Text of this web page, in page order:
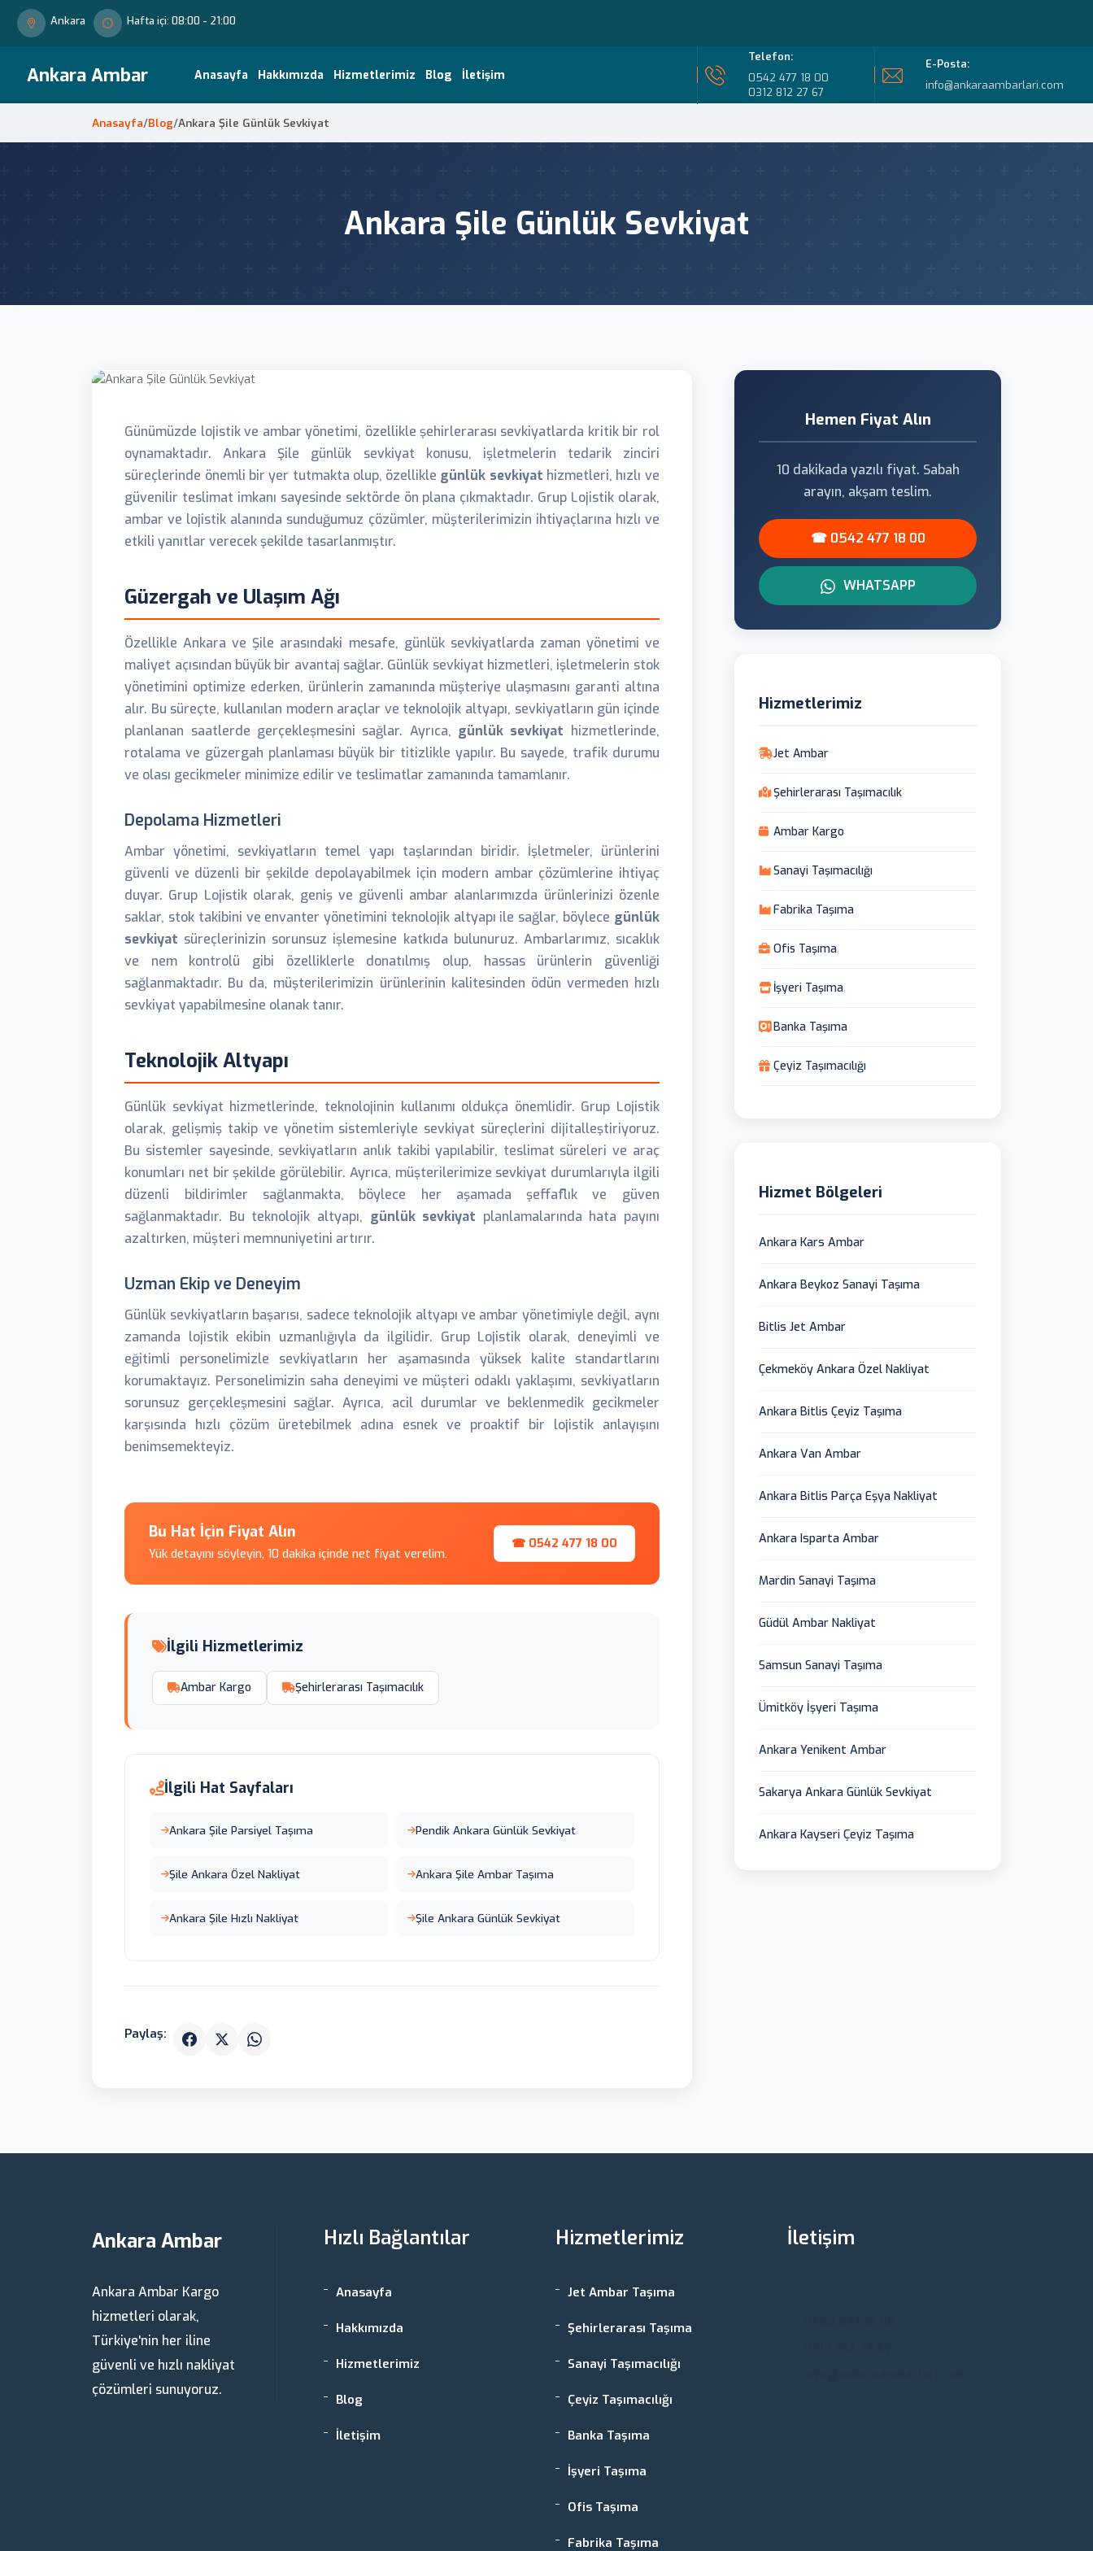
Ankara Hafta içi: 08:00 - 21:00
Ankara Ambar Anasayfa Hakkımızda Hizmetlerimiz Blog İletişim
Telefon:
0542 477 18 00
0312 812 27 67
E-Posta:
info@ankaraambarlari.com
Anasayfa/Blog/Ankara Şile Günlük Sevkiyat
Ankara Şile Günlük Sevkiyat
Günümüzde lojistik ve ambar yönetimi, özellikle şehirlerarası sevkiyatlarda kritik bir rol
oynamaktadır. Ankara Şile günlük sevkiyat konusu, işletmelerin tedarik zinciri
süreçlerinde önemli bir yer tutmakta olup, özellikle günlük sevkiyat hizmetleri, hızlı ve
güvenilir teslimat imkanı sayesinde sektörde ön plana çıkmaktadır. Grup Lojistik olarak,
ambar ve lojistik alanında sunduğumuz çözümler, müşterilerimizin ihtiyaçlarına hızlı ve
etkili yanıtlar verecek şekilde tasarlanmıştır.
Güzergah ve Ulaşım Ağı
Özellikle Ankara ve Şile arasındaki mesafe, günlük sevkiyatlarda zaman yönetimi ve
maliyet açısından büyük bir avantaj sağlar. Günlük sevkiyat hizmetleri, işletmelerin stok
yönetimini optimize ederken, ürünlerin zamanında müşteriye ulaşmasını garanti altına
alır. Bu süreçte, kullanılan modern araçlar ve teknolojik altyapı, sevkiyatların gün içinde
planlanan saatlerde gerçekleşmesini sağlar. Ayrıca, günlük sevkiyat hizmetlerinde,
rotalama ve güzergah planlaması büyük bir titizlikle yapılır. Bu sayede, trafik durumu
ve olası gecikmeler minimize edilir ve teslimatlar zamanında tamamlanır.
Depolama Hizmetleri
Ambar yönetimi, sevkiyatların temel yapı taşlarından biridir. İşletmeler, ürünlerini
güvenli ve düzenli bir şekilde depolayabilmek için modern ambar çözümlerine ihtiyaç
duyar. Grup Lojistik olarak, geniş ve güvenli ambar alanlarımızda ürünlerinizi özenle
saklar, stok takibini ve envanter yönetimini teknolojik altyapı ile sağlar, böylece günlük
sevkiyat süreçlerinizin sorunsuz işlemesine katkıda bulunuruz. Ambarlarımız, sıcaklık
ve nem kontrolü gibi özelliklerle donatılmış olup, hassas ürünlerin güvenliği
sağlanmaktadır. Bu da, müşterilerimizin ürünlerinin kalitesinden ödün vermeden hızlı
sevkiyat yapabilmesine olanak tanır.
Teknolojik Altyapı
Günlük sevkiyat hizmetlerinde, teknolojinin kullanımı oldukça önemlidir. Grup Lojistik
olarak, gelişmiş takip ve yönetim sistemleriyle sevkiyat süreçlerini dijitalleştiriyoruz.
Bu sistemler sayesinde, sevkiyatların anlık takibi yapılabilir, teslimat süreleri ve araç
konumları net bir şekilde görülebilir. Ayrıca, müşterilerimize sevkiyat durumlarıyla ilgili
düzenli bildirimler sağlanmakta, böylece her aşamada şeffaflık ve güven
sağlanmaktadır. Bu teknolojik altyapı, günlük sevkiyat planlamalarında hata payını
azaltırken, müşteri memnuniyetini artırır.
Uzman Ekip ve Deneyim
Günlük sevkiyatların başarısı, sadece teknolojik altyapı ve ambar yönetimiyle değil, aynı
zamanda lojistik ekibin uzmanlığıyla da ilgilidir. Grup Lojistik olarak, deneyimli ve
eğitimli personelimizle sevkiyatların her aşamasında yüksek kalite standartlarını
korumaktayız. Personelimizin saha deneyimi ve müşteri odaklı yaklaşımı, sevkiyatların
sorunsuz gerçekleşmesini sağlar. Ayrıca, acil durumlar ve beklenmedik gecikmeler
karşısında hızlı çözüm üretebilmek adına esnek ve proaktif bir lojistik anlayışını
benimsemekteyiz.
Bu Hat İçin Fiyat Alın
Yük detayını söyleyin, 10 dakika içinde net fiyat verelim.
☎ 0542 477 18 00
İlgili Hizmetlerimiz
Ambar Kargo Şehirlerarası Taşımacılık
İlgili Hat Sayfaları
Ankara Şile Parsiyel Taşıma Pendik Ankara Günlük Sevkiyat
Şile Ankara Özel Nakliyat Ankara Şile Ambar Taşıma
Ankara Şile Hızlı Nakliyat Şile Ankara Günlük Sevkiyat
Paylaş:
Hemen Fiyat Alın
10 dakikada yazılı fiyat. Sabah
arayın, akşam teslim.
☎ 0542 477 18 00
WHATSAPP
Hizmetlerimiz
Jet Ambar
Şehirlerarası Taşımacılık
Ambar Kargo
Sanayi Taşımacılığı
Fabrika Taşıma
Ofis Taşıma
İşyeri Taşıma
Banka Taşıma
Çeyiz Taşımacılığı
Hizmet Bölgeleri
Ankara Kars Ambar
Ankara Beykoz Sanayi Taşıma
Bitlis Jet Ambar
Çekmeköy Ankara Özel Nakliyat
Ankara Bitlis Çeyiz Taşıma
Ankara Van Ambar
Ankara Bitlis Parça Eşya Nakliyat
Ankara Isparta Ambar
Mardin Sanayi Taşıma
Güdül Ambar Nakliyat
Samsun Sanayi Taşıma
Ümitköy İşyeri Taşıma
Ankara Yenikent Ambar
Sakarya Ankara Günlük Sevkiyat
Ankara Kayseri Çeyiz Taşıma
Ankara Ambar
Ankara Ambar Kargo
hizmetleri olarak,
Türkiye'nin her iline
güvenli ve hızlı nakliyat
çözümleri sunuyoruz.
Hızlı Bağlantılar
Anasayfa
Hakkımızda
Hizmetlerimiz
Blog
İletişim
Hizmetlerimiz
Jet Ambar Taşıma
Şehirlerarası Taşıma
Sanayi Taşımacılığı
Çeyiz Taşımacılığı
Banka Taşıma
İşyeri Taşıma
Ofis Taşıma
Fabrika Taşıma
İletişim